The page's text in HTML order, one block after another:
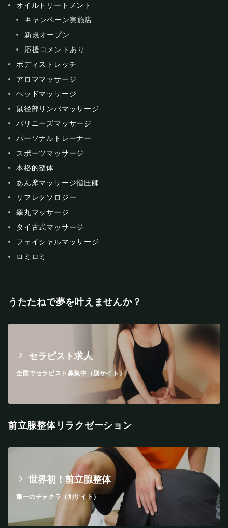
オイルトリートメント
キャンペーン実施店
新規オープン
応援コメントあり
ボディストレッチ
アロママッサージ
ヘッドマッサージ
鼠径部リンパマッサージ
バリニーズマッサージ
パーソナルトレーナー
スポーツマッサージ
本格的整体
あん摩マッサージ指圧師
リフレクソロジー
睾丸マッサージ
タイ古式マッサージ
フェイシャルマッサージ
ロミロミ
うたたねで夢を叶えませんか？
セラピスト求人
全国でセラピスト募集中（別サイト）
前立腺整体リラクゼーション
世界初！前立腺整体
第一のチャクラ（別サイト）